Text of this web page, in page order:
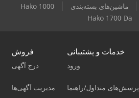
Hako 1000
ماشین‌های بسته‌بندی
Hako 1700 Da
فروش
درج آگهی
مدیریت آگهی‌ها
خدمات و پشتیبانی
ورود
پرسش‌های متداول/راهنما